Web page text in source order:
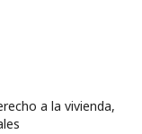
a la vivienda,